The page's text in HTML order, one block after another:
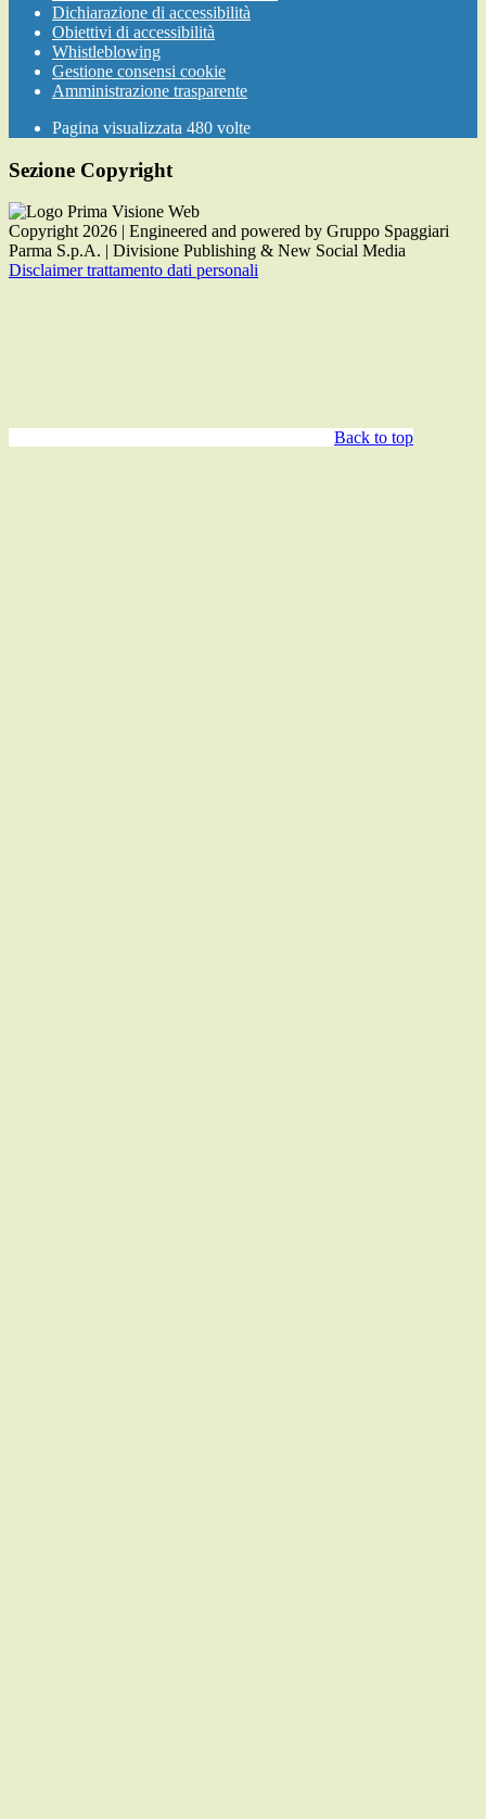
Dichiarazione di accessibilità
Obiettivi di accessibilità
Whistleblowing
Gestione consensi cookie
Amministrazione trasparente
Pagina visualizzata 480 volte
Sezione Copyright
Copyright 2026 | Engineered and powered by Gruppo Spaggiari
Parma S.p.A. | Divisione Publishing & New Social Media
Disclaimer trattamento dati personali
Back to top